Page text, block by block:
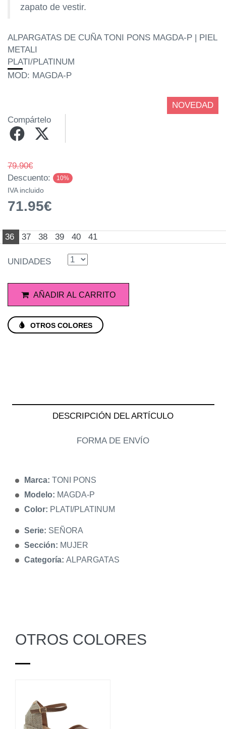
zapato de vestir.
ALPARGATAS DE CUÑA TONI PONS MAGDA-P | PIEL
METALI
PLATI/PLATINUM
MOD: MAGDA-P
NOVEDAD
Compártelo
79.90€
Descuento:
10%
IVA incluido
71.95€
36 37 38 39 40 41
UNIDADES
AÑADIR AL CARRITO
OTROS COLORES
DESCRIPCIÓN DEL ARTÍCULO
FORMA DE ENVÍO
Marca: TONI PONS
Modelo: MAGDA-P
Color: PLATI/PLATINUM
Serie: SEÑORA
Sección: MUJER
Categoría: ALPARGATAS
OTROS COLORES